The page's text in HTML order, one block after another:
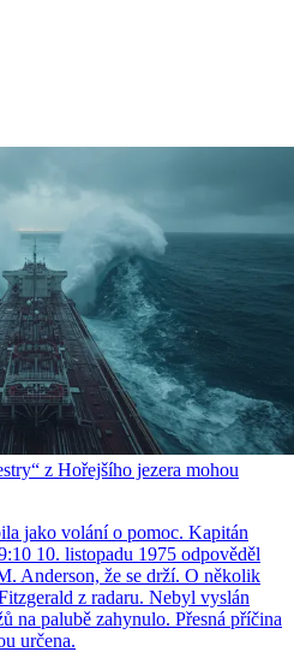
z Hořejšího jezera mohou
jako volání o pomoc. Kapitán
10. listopadu 1975 odpověděl
Anderson, že se drží. O několik
z radaru. Nebyl vyslán
na palubě zahynulo. Přesná příčina
určena.